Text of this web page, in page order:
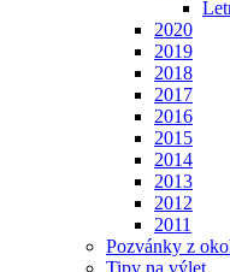
2020
2019
2018
2017
2016
2015
2014
2013
2012
2011
Pozvánky z
Tipy na výlet